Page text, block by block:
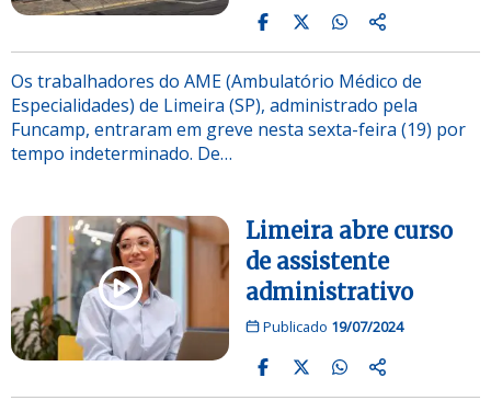
Os trabalhadores do AME (Ambulatório Médico de
Especialidades) de Limeira (SP), administrado pela
Funcamp, entraram em greve nesta sexta-feira (19) por
tempo indeterminado. De…
Limeira abre curso
de assistente
administrativo
Publicado 19/07/2024